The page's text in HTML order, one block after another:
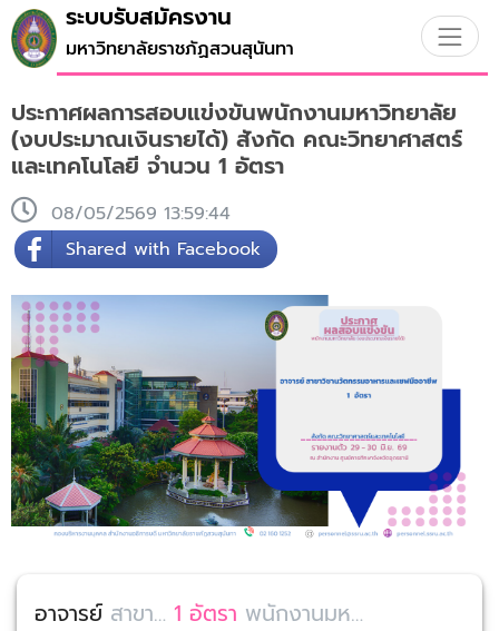
ระบบรับสมัครงาน
มหาวิทยาลัยราชภัฏสวนสุนันทา
ประกาศผลการสอบแข่งขันพนักงานมหาวิทยาลัย
(งบประมาณเงินรายได้) สังกัด คณะวิทยาศาสตร์
และเทคโนโลยี จำนวน 1 อัตรา
08/05/2569 13:59:44
Shared with Facebook
อาจารย์ สาขานวัตกรรมอาหารและเชฟมืออาชีพ 1 อัตรา พนักงานมหาวิทยาลัย (งบประมาณเงินรายได้) คณะวิทยาศาสตร์และเทคโนโลยี